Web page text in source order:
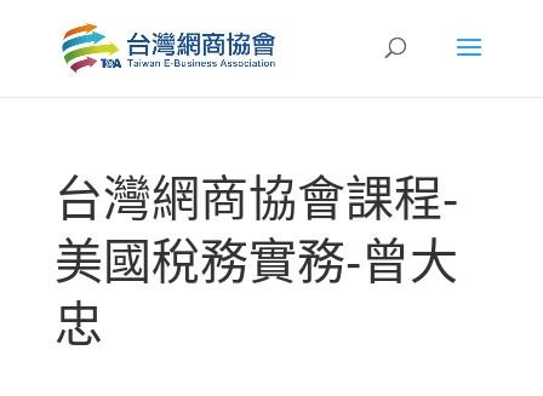
台灣網商協會課程-
美國稅務實務-曾大
忠